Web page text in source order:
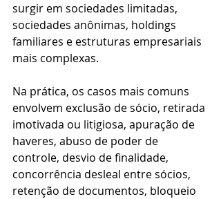
surgir em sociedades limitadas,
sociedades anônimas, holdings
familiares e estruturas empresariais
mais complexas.
Na prática, os casos mais comuns
envolvem exclusão de sócio, retirada
imotivada ou litigiosa, apuração de
haveres, abuso de poder de
controle, desvio de finalidade,
concorrência desleal entre sócios,
retenção de documentos, bloqueio